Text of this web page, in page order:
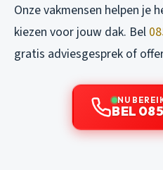
Onze vakmensen helpen je
kiezen voor jouw dak. Bel
gratis adviesgesprek of
NU
BEL